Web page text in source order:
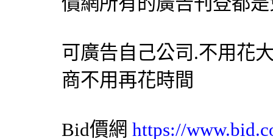
可廣告自己公司.不用花
商不用再花時間
Bid價網 https://